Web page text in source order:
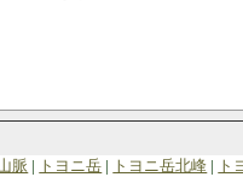
脈 トヨニ岳 トヨニ岳北峰 ト